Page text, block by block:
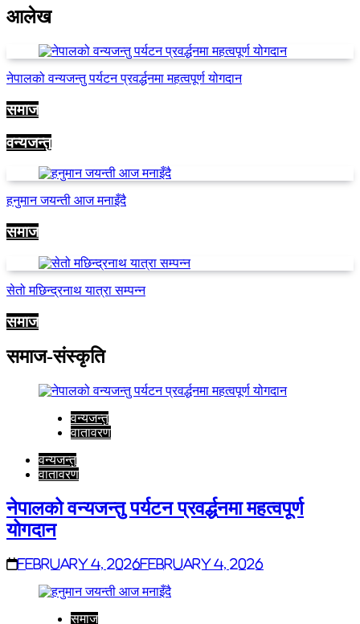
आलेख
नेपालको वन्यजन्तु पर्यटन प्रवर्द्धनमा महत्वपूर्ण योगदान
समाज
वन्यजन्तु
हनुमान जयन्ती आज मनाइँदै
समाज
सेतो मछिन्द्रनाथ यात्रा सम्पन्न
समाज
समाज-संस्कृति
वन्यजन्तु
वातावरण
वन्यजन्तु
वातावरण
नेपालको वन्यजन्तु पर्यटन प्रवर्द्धनमा महत्वपूर्ण
योगदान
February 4, 2026February 4, 2026
समाज